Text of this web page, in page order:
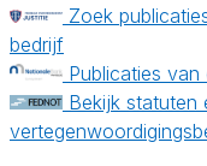
Zoek
bedrijf
Publicaties
Bekijk statuten